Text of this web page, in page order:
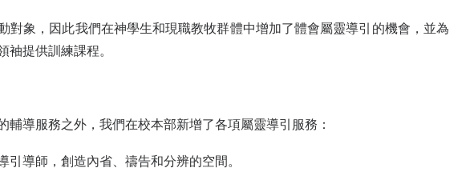
對象，因此我們在神學生和現職教牧群體中增加了體會屬靈導引的機會，並為
提供訓練課程。
輔導服務之外，我們在校本部新增了各項屬靈導引服務：
引導師，創造內省、禱告和分辨的空間。